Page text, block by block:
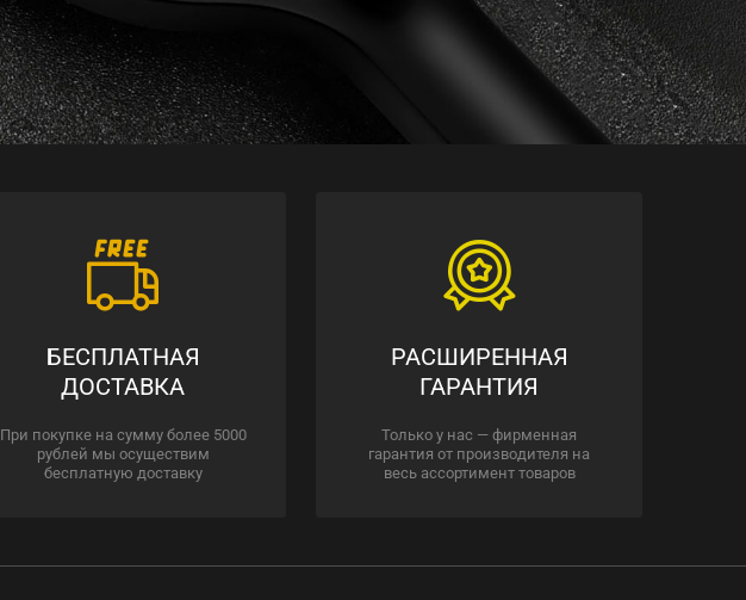
БЕСПЛАТНАЯ
ДОСТАВКА
При покупке на сумму более 5000
рублей мы осуществим
бесплатную доставку
РАСШИРЕННАЯ
ГАРАНТИЯ
Только у нас — фирменная
гарантия от производителя на
весь ассортимент товаров